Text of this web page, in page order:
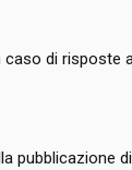
caso di risposte
pubblicazione